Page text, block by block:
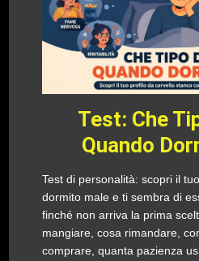
Test: Che
Quando
Test di personalità: scopri il
dormito male e ti sembra di
finché non arriva la prima
mangiare, cosa rimandare,
comprare, quanta pazienza